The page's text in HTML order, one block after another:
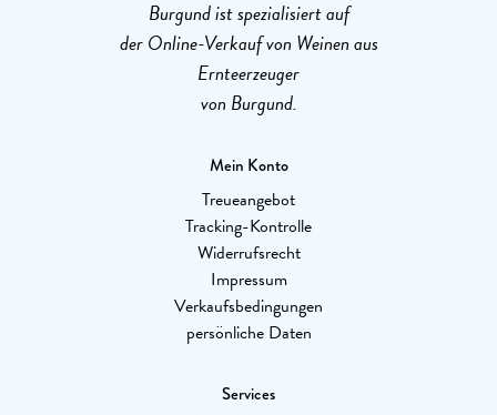
Burgund ist spezialisiert auf
der Online-Verkauf von Weinen aus
Ernteerzeuger
von Burgund.
Mein Konto
Treueangebot
Tracking-Kontrolle
Widerrufsrecht
Impressum
Verkaufsbedingungen
persönliche Daten
Services